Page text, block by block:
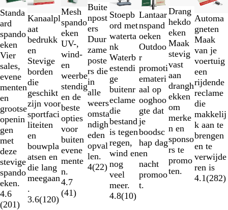
Standa
ard
spando
eken
Vier
sales,
evene
menten
en
grootse
openin
gen
met
deze
stevige
spando
eken.
4.6
(201)
Kanaalpl
aat
bedrukk
en
Stevige
borden
die
geschikt
zijn voor
sportfaci
liteiten
en
bouwpla
atsen en
die lang
meegaan
.
3.6(120)
Mesh
spando
eken
UV-,
wind-
en
weerbe
stendig
en de
beste
opties
voor
buiten
evene
mente
n.
4.7
(41)
Buite
npost
ers
Duur
zame
poste
rs die
in
alle
weers
omsta
ndigh
eden
opval
len.
4(22)
Stoepb
ord met
waterta
nk
Waterb
estendi
ge
buitenr
eclame
die
bestand
is tegen
regen,
wind en
nog
veel
meer.
4.8(10)
Lantaar
nspand
oeken
Outdoo
r
promoti
emateri
aal op
ooghoo
gte dat
je
boodsc
hap dag
en
nacht
promoo
t.
Drang
hekdo
eken
Maak
stevig
vast
aan
drangh
ekken
om
merke
n en
sponso
rs te
promo
ten.
Automa
gneten
Maak
van je
voertuig
een
rijdende
reclame
die
makkelij
k aan te
brengen
en te
verwijde
ren is
4.1(282)
t/m
2
van
8